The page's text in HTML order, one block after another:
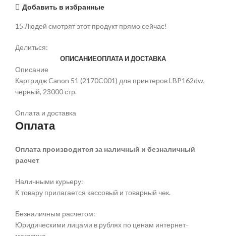
Добавить в избранные
15 Людей смотрят этот продукт прямо сейчас!
Делиться:
ОПИСАНИЕОПЛАТА И ДОСТАВКА
Описание
Картридж Canon 51 (2170C001) для принтеров LBP162dw,
черный, 23000 стр.
Оплата и доставка
Оплата
Оплата производится за наличный и безналичный
расчет
Наличными курьеру:
К товару прилагается кассовый и товарный чек.
Безналичным расчетом:
Юридическими лицами в рублях по ценам интернет-